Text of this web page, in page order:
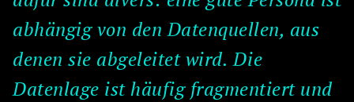
abhängig von den Datenquellen, aus
denen sie abgeleitet wird. Die
Datenlage ist häufig fragmentiert und